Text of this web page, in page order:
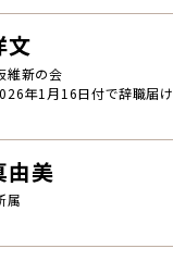
文
維新の会
年1月16日付で辞職届け
由美
属